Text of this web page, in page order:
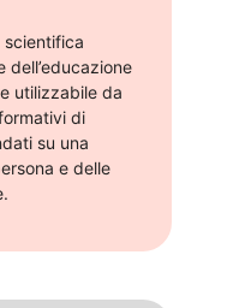
scientifica
dell’educazione
utilizzabile da
di
su una
e delle